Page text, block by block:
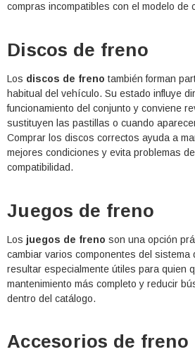
compras incompatibles con el modelo de
Discos de freno
Los discos de freno también forman
habitual del vehículo. Su estado influye
funcionamiento del conjunto y conviene
sustituyen las pastillas o cuando
Comprar los discos correctos ayuda a
mejores condiciones y evita problemas
compatibilidad.
Juegos de freno
Los juegos de freno son una opción
cambiar varios componentes del sistema
resultar especialmente útiles para quien
mantenimiento más completo y reducir
dentro del catálogo.
Accesorios de freno